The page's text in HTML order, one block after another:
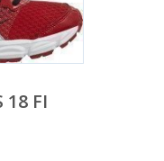
18 FI